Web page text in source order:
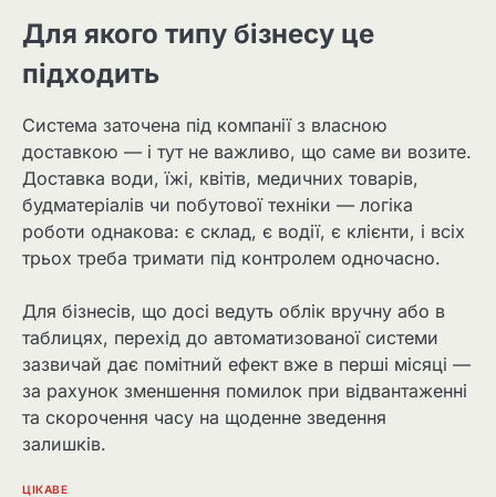
Для якого типу бізнесу це
підходить
Система заточена під компанії з власною
доставкою — і тут не важливо, що саме ви возите.
Доставка води, їжі, квітів, медичних товарів,
будматеріалів чи побутової техніки — логіка
роботи однакова: є склад, є водії, є клієнти, і всіх
трьох треба тримати під контролем одночасно.
Для бізнесів, що досі ведуть облік вручну або в
таблицях, перехід до автоматизованої системи
зазвичай дає помітний ефект вже в перші місяці —
за рахунок зменшення помилок при відвантаженні
та скорочення часу на щоденне зведення
залишків.
ЦІКАВЕ